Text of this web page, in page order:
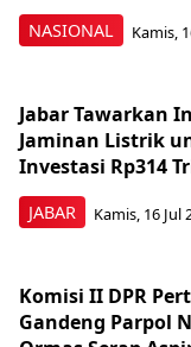
NASIONAL Kamis,
JABAR
Jabar Tawarkan
Jaminan Listrik
Investasi Rp314
Kamis, 16 Jul
Komisi II DPR
Gandeng Parpol